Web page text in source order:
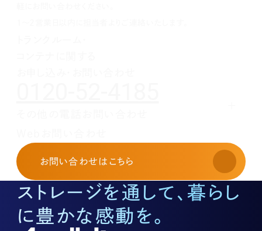
お申し込み・お問い合わせ
03-3526-8568
土地活用に関するお問い合わせ
03-3526-8574
底地に関するお問い合わせ
03-3526-8572
株式に関するお問い合わせ
03-3526-8556
お問い合わせ はこちら
ストレージを通して、暮らし
に豊かな感動を。